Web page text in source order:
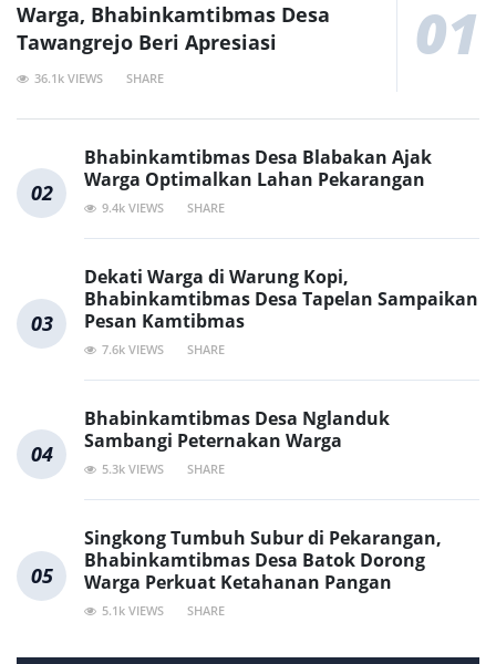
Warga, Bhabinkamtibmas Desa
Tawangrejo Beri Apresiasi
36.1k VIEWS SHARE
01
02
Bhabinkamtibmas Desa Blabakan Ajak
Warga Optimalkan Lahan Pekarangan
9.4k VIEWS SHARE
03
Dekati Warga di Warung Kopi,
Bhabinkamtibmas Desa Tapelan Sampaikan
Pesan Kamtibmas
7.6k VIEWS SHARE
04
Bhabinkamtibmas Desa Nglanduk
Sambangi Peternakan Warga
5.3k VIEWS SHARE
05
Singkong Tumbuh Subur di Pekarangan,
Bhabinkamtibmas Desa Batok Dorong
Warga Perkuat Ketahanan Pangan
5.1k VIEWS SHARE